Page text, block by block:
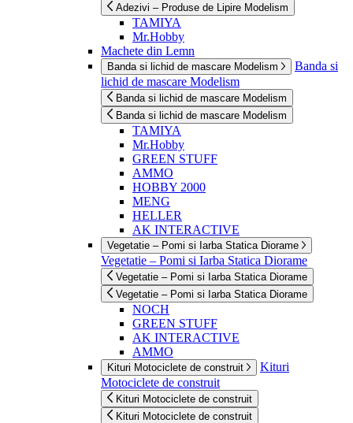
Adezivi – Produse de Lipire Modelism
TAMIYA
Mr.Hobby
Machete din Lemn
Banda si lichid de mascare Modelism
Banda si
lichid de mascare Modelism
Banda si lichid de mascare Modelism
Banda si lichid de mascare Modelism
TAMIYA
Mr.Hobby
GREEN STUFF
AMMO
HOBBY 2000
MENG
HELLER
AK INTERACTIVE
Vegetatie – Pomi si Iarba Statica Diorame
Vegetatie – Pomi si Iarba Statica Diorame
Vegetatie – Pomi si Iarba Statica Diorame
Vegetatie – Pomi si Iarba Statica Diorame
NOCH
GREEN STUFF
AK INTERACTIVE
AMMO
Kituri Motociclete de construit
Kituri
Motociclete de construit
Kituri Motociclete de construit
Kituri Motociclete de construit